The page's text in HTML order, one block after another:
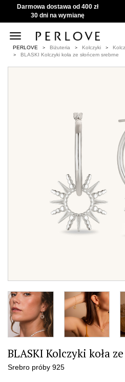
Darmowa dostawa od 400 zł
30 dni na wymianę
Toggle
navigation
PERLOVE Biżuteria Kolczyki
BLASKI Kolczyki koła ze słońcem srebrne
BLASKI Kolczyki koła
Srebro próby 925